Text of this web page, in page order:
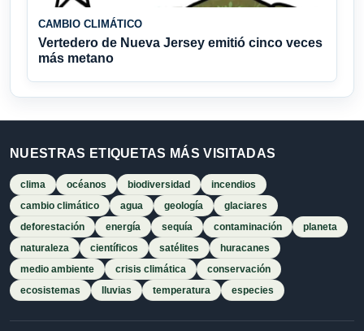
CAMBIO CLIMÁTICO
Vertedero de Nueva Jersey emitió cinco veces
más metano
NUESTRAS ETIQUETAS MÁS VISITADAS
clima océanos biodiversidad
incendios
cambio climático
agua geología
glaciares
deforestación
energía sequía contaminación
planeta
naturaleza
científicos satélites
huracanes
medio ambiente
crisis climática
conservación
ecosistemas
lluvias temperatura especies